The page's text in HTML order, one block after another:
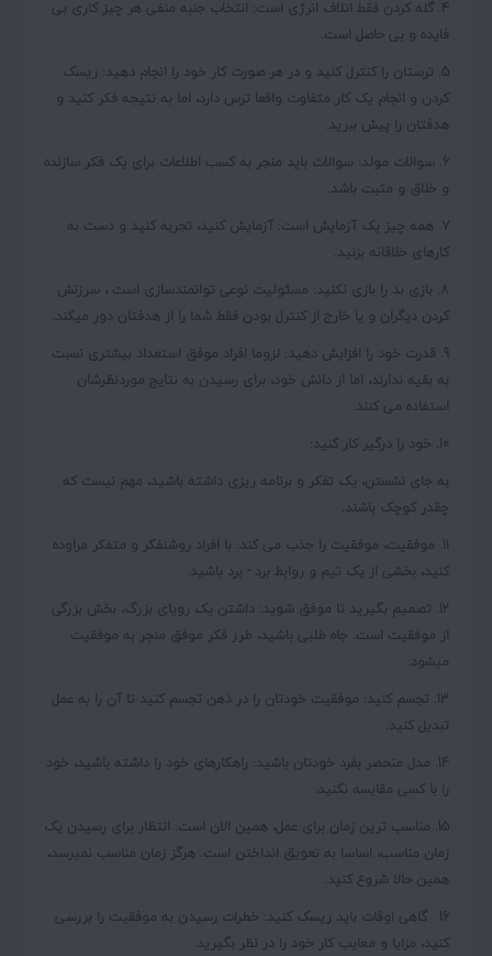
4. گله کردن فقط اتلاف انرژی است: انتخاب جنبه منفی هر چیز کاری بی
فایده و بی حاصل است.
5. ترستان را کنترل کنید و در هر صورت کار خود را انجام دهید:
ریسک
کردن و انجام یک کار متفاوت واقعا ترس دارد، اما به نتیجه فکر کنید و
هدفتان را پیش ببرید.
6. سوالات مولد:
سوالات باید منجر به کسب اطلاعات برای یک فکر سازنده
و خلاق و مثبت باشد.
7. همه چیز یک آزمایش است: آزمایش کنید، تجربه کنید و دست به
کارهای خلاقانه بزنید.
8. بازی بد را بازی نکنید:
مسئولیت نوعی توانمندسازی است ، سرزنش
کردن دیگران و یا خارج از کنترل بودن فقط شما را از هدفتان دور میکند.
9. قدرت خود را افزایش دهید: لزوما افراد موفق
استعداد بیشتری نسبت
به بقیه ندارند، اما از دانش خود، برای رسیدن به نتایج موردنظرشان
استفاده می کنند.
10. خود را درگیر کار کنید:
به جای نشستن، یک تفکر و برنامه ریزی داشته باشید، مهم نیست که
چقدر کوچک باشند.
11. موفقیت، موفقیت را جذب می کند:
با افراد روشنفکر و متفکر مراوده
کنید، بخشی از یک تیم و روابط برد - برد باشید.
12. تصمیم بگیرید تا موفق شوید:
داشتن یک رویای بزرگ، بخش بزرگی
از موفقیت است. جاه طلبی باشید، طرز فکر موفق منجر به موفقیت
میشود.
13. تجسم کنید:
موفقیت خودتان را در ذهن تجسم کنید تا آن را به عمل
تبدیل کنید.
14. مدل منحصر بفرد خودتان باشید:
راهکارهای خود را داشته باشید، خود
را با کسی مقایسه نکنید.
15. مناسب ترین زمان برای عمل، همین الان است:
انتظار برای رسیدن یک
زمان مناسب، اساسا به تعویق انداختن است. هرگز زمان مناسب نمیرسد،
همین حالا شروع کنید.
16.
گاهی اوقات باید ریسک کنید: خطرات رسیدن به موفقیت را بررسی
کنید، مزایا و معایب کار خود را در نظر بگیرید.